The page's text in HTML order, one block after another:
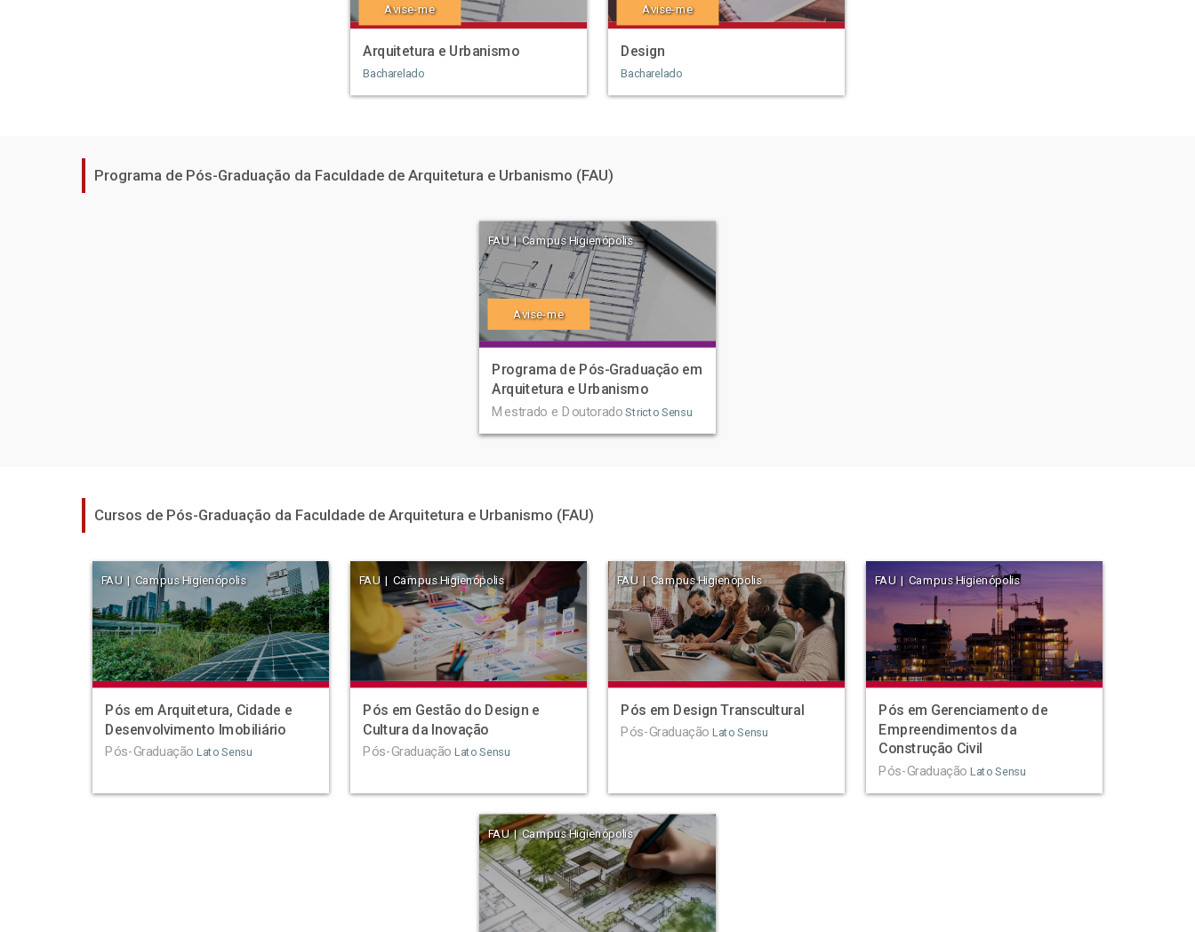
Avise-me
Arquitetura e Urbanismo
Bacharelado
Avise-me
Design
Bacharelado
Programa de Pós-Graduação da Faculdade de Arquitetura e Urbanismo (FAU)
FAU | Campus Higienópolis
Avise-me
Programa de Pós-Graduação em
Arquitetura e Urbanismo
Mestrado e Doutorado Stricto Sensu
Cursos de Pós-Graduação da Faculdade de Arquitetura e Urbanismo (FAU)
FAU | Campus Higienópolis
Pós em Arquitetura, Cidade e
Desenvolvimento Imobiliário
Pós-Graduação Lato Sensu
FAU | Campus Higienópolis
Pós em Gestão do Design e
Cultura da Inovação
Pós-Graduação Lato Sensu
FAU | Campus Higienópolis
Pós em Design Transcultural
Pós-Graduação Lato Sensu
FAU | Campus Higienópolis
Pós em Gerenciamento de
Empreendimentos da
Construção Civil
Pós-Graduação Lato Sensu
FAU | Campus Higienópolis